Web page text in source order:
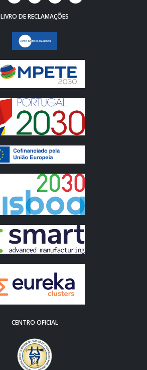
LIVRO DE RECLAMAÇÕES
CENTRO OFICIAL